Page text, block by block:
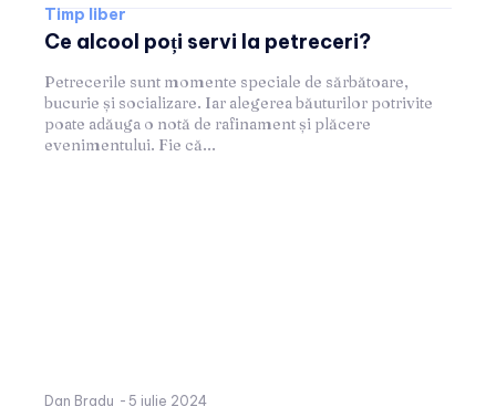
Timp liber
Ce alcool poți servi la petreceri?
Petrecerile sunt momente speciale de sărbătoare,
bucurie și socializare. Iar alegerea băuturilor potrivite
poate adăuga o notă de rafinament și plăcere
evenimentului. Fie că...
Dan Bradu - 5 iulie 2024